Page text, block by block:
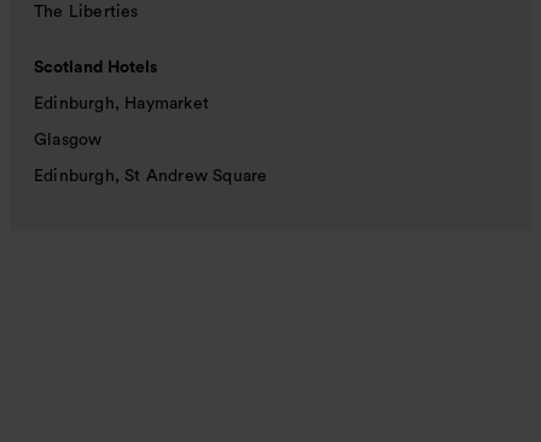
The Liberties
Scotland Hotels
Edinburgh, Haymarket
Glasgow
Edinburgh, St Andrew Square